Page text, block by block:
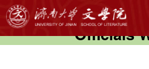
伟德国际
Officials